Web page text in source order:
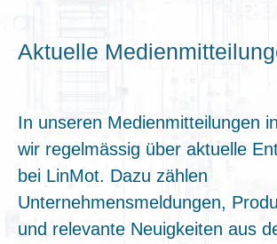
Aktuelle
In unseren Medienmitteilungen
wir regelmässig über aktuelle
bei LinMot. Dazu zählen
Unternehmensmeldungen,
und relevante Neuigkeiten aus